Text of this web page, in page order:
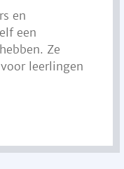
en
een
Ze
leerlingen